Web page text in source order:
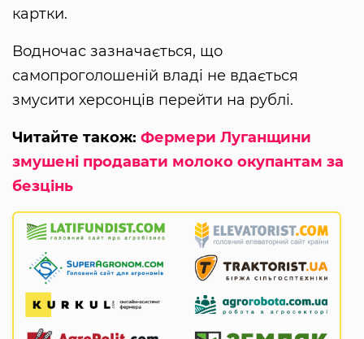
картки.
Водночас зазначається, що
самопроголошеній владі не вдається
змусити херсонців перейти на рублі.
Читайте також: Фермери Луганщини
змушені продавати молоко окупантам за
безцінь